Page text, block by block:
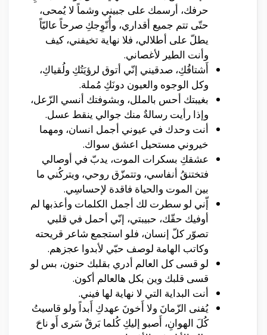
حرفك، أرسمك على جبيني وشماً لا يُمحى،
حتّى تتم جميع أقداري، وأُتّوِجكِ صرحاً عاليّاً
يطلّ على أطلالي، فلا نهاية تخيفني، كيف
وأنت الطير لأغصاني.
أَشتاقُكِ، صدقيني إنّي أتوق لرؤيَتُكِ ولُقياكِ،
وكل الوجوه والعيون دونَكِ مُملة.
بغيبتك أحس بالملل، وبشوفتك أنسي الزّعل،
وإذا رأيت رسالةٌ منك جوالي ينقط عسل.
أنت وحدك في عيوني أجمل انسان، ومهما
خيروني مستحيل اعشق سواك.
عشقكِ بسكرات الموت، يدبّ في أوصالي
فتختنقُ أنفاسي، وتتمزّق روحي، ويتركُني ما
بين الموت والحياة فاقدة لإحساسِي.
إّني لو سطرت لك أجمل الكلمات وأعذبها لم
أوفيك حقّك، حبيبتي، إنّي أحمل في قلبي
تصوّر كلّ إنسان، فلو استجمع شاعر قريحته
وكاتب الهامة لوصف حبّي لأبدوا عجزهم.
لو قسى كل العالم أدري بقلبك حنون، بس لو
قسى قلبك وين بكل هالعالم أكون.
أنت البداية التي لا نهاية لها فيني.
يُفنى الزّمانَ ولا أَخونَ عهدكِ أَبداً ولو قاسيتُ
كُلَ الهوانِ، أَصبو إليكِ كُلما بَرقٌ سَرى أَو ناحَ